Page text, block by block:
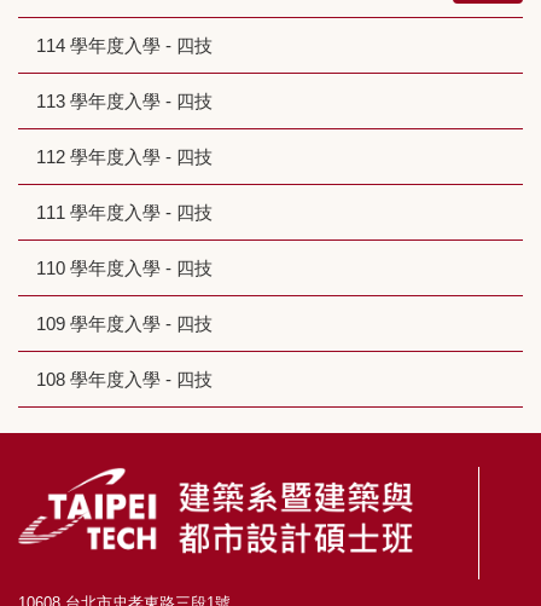
114 學年度入學 - 四技
113 學年度入學 - 四技
112 學年度入學 - 四技
111 學年度入學 - 四技
110 學年度入學 - 四技
109 學年度入學 - 四技
108 學年度入學 - 四技